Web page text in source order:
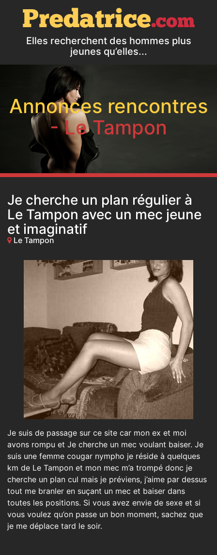
Elles recherchent des hommes plus
jeunes qu’elles...
Annonces rencontres
- Le Tampon
Je cherche un plan régulier à
Le Tampon avec un mec jeune
et imaginatif
Le Tampon
Je suis de passage sur ce site car mon ex et moi
avons rompu et Je cherche un mec voulant baiser. Je
suis une femme cougar nympho je réside à quelques
km de Le Tampon et mon mec m’a trompé donc je
cherche un plan cul mais je préviens, j’aime par dessus
tout me branler en suçant un mec et baiser dans
toutes les positions. Si vous avez envie de sexe et si
vous voulez qu’on passe un bon moment, sachez que
je me déplace tard le soir.